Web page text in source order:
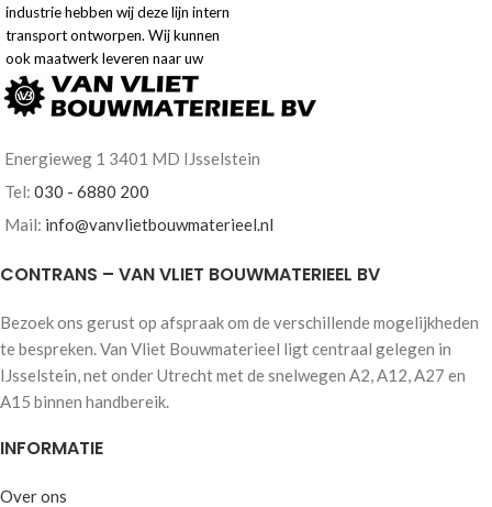
industrie hebben wij deze lijn intern
transport ontworpen. Wij kunnen
ook maatwerk leveren naar uw
wensen indien gewenst.
Energieweg 1 3401 MD IJsselstein
Tel: 030 - 6880 200
Mail: info@vanvlietbouwmaterieel.nl
CONTRANS – VAN VLIET BOUWMATERIEEL BV
Bezoek ons gerust op afspraak om de verschillende mogelijkheden
te bespreken. Van Vliet Bouwmaterieel ligt centraal gelegen in
IJsselstein, net onder Utrecht met de snelwegen A2, A12, A27 en
A15 binnen handbereik.
INFORMATIE
Over ons